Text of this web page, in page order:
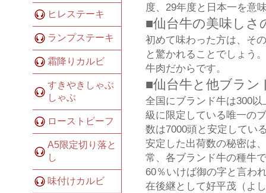
ヒレステーキ
ランプステーキ
霜降りカルビ
すきやきしゃぶ
しゃぶ
ローストビーフ
A5限定切り落と
し
味付けカルビ
度、29年度と日本一を意
■仙台牛の美味しさ
初めて味わった方は、そ
と驚かれることでしょう
牛肉だからです。
■仙台牛と他ブラン
全国にブランド牛は300
級に限定している唯一の
数は7000頭と安定してい
安定した出荷数の秘密は
常、各ブランド牛の種牛
60％いけば御の字と言わ
在後継として好平茂（よ